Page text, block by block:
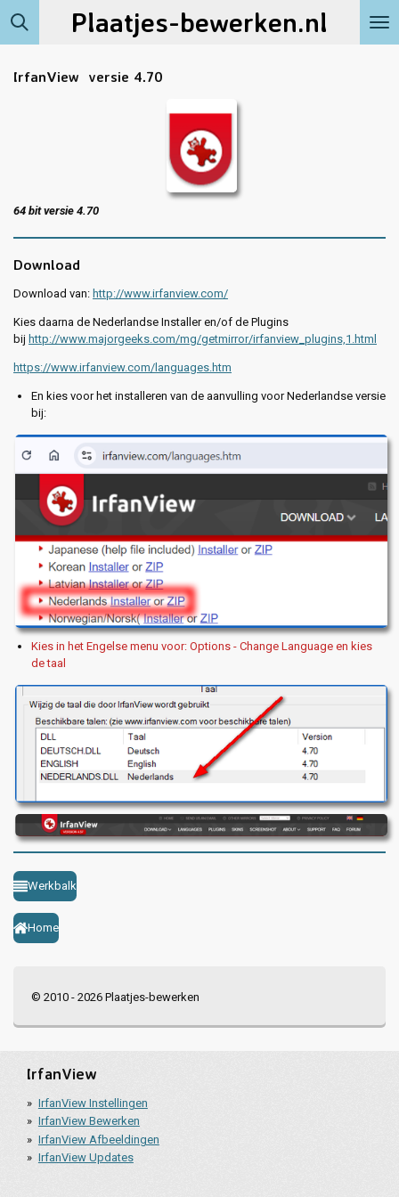
Ga
direct
hoofdinhoud
Plaatjes-bewerken.nl
IrfanView versie 4.70
64 bit versie 4.70
Download
Download van: http://www.irfanview.com/
Kies daarna de Nederlandse Installer en/of de Plugins
bij http://www.majorgeeks.com/mg/getmirror/irfanview_plugins,1.html
https://www.irfanview.com/languages.htm
En kies voor het installeren van de aanvulling voor Nederlandse versie
bij:
Kies in het Engelse menu voor: Options - Change Language en kies
de taal
Werkbalk
Home
© 2010 - 2026 Plaatjes-bewerken
IrfanView
IrfanView Instellingen
IrfanView Bewerken
IrfanView Afbeeldingen
IrfanView Updates